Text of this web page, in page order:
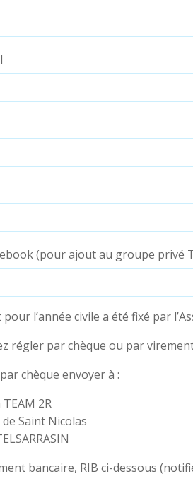
(pour ajout au groupe privé
l’année civile a été fixé par
régler par chèque ou par
chèque envoyer à :
2R
Saint Nicolas
bancaire, RIB ci-dessous